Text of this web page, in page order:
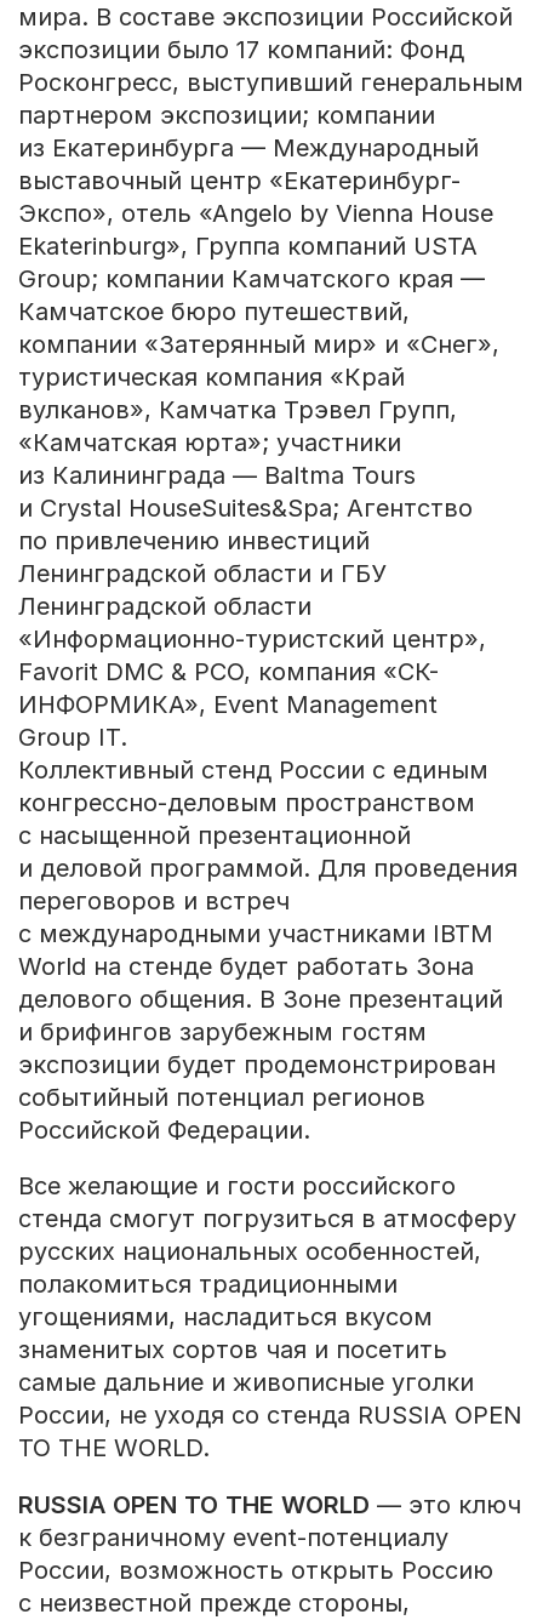
мира. В составе экспозиции Российской
экспозиции было 17 компаний: Фонд
Росконгресс, выступивший генеральным
партнером экспозиции; компании
из Екатеринбурга — Международный
выставочный центр «Екатеринбург-
Экспо», отель «Аngelo by Vienna House
Ekaterinburg», Группа компаний USTA
Group; компании Камчатского края —
Камчатское бюро путешествий,
компании «Затерянный мир» и «Снег»,
туристическая компания «Край
вулканов», Камчатка Трэвел Групп,
«Камчатская юрта»; участники
из Калининграда — Baltma Tours
и Crystal HouseSuites&Spa; Агентство
по привлечению инвестиций
Ленинградской области и ГБУ
Ленинградской области
«Информационно-туристский центр»,
Favorit DMC & PCO, компания «СК-
ИНФОРМИКА», Event Management
Group IT.
Коллективный стенд России с единым
конгрессно-деловым пространством
с насыщенной презентационной
и деловой программой. Для проведения
переговоров и встреч
с международными участниками IBTM
World на стенде будет работать Зона
делового общения. В Зоне презентаций
и брифингов зарубежным гостям
экспозиции будет продемонстрирован
событийный потенциал регионов
Российской Федерации.
Все желающие и гости российского
стенда смогут погрузиться в атмосферу
русских национальных особенностей,
полакомиться традиционными
угощениями, насладиться вкусом
знаменитых сортов чая и посетить
самые дальние и живописные уголки
России, не уходя со стенда RUSSIA OPEN
TO THE WORLD.
RUSSIA OPEN TO THE WORLD — это ключ
к безграничному event-потенциалу
России, возможность открыть Россию
с неизвестной прежде стороны,